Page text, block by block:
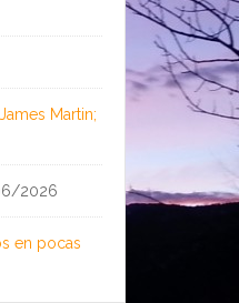
Martin;
2026
en pocas